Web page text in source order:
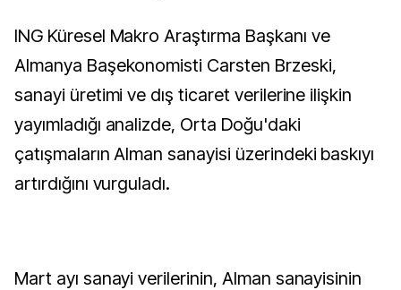
ING Küresel Makro Araştırma Başkanı ve
Almanya Başekonomisti Carsten Brzeski,
sanayi üretimi ve dış ticaret verilerine ilişkin
yayımladığı analizde, Orta Doğu'daki
çatışmaların Alman sanayisi üzerindeki baskıyı
artırdığını vurguladı.
Mart ayı sanayi verilerinin, Alman sanayisinin